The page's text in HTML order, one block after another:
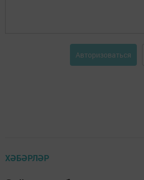
Авторизоваться
ХӘБӘРЛӘР